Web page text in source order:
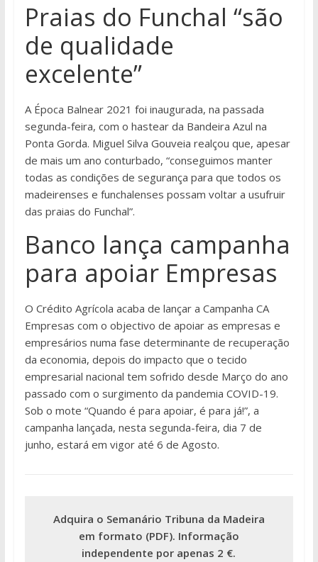
Praias do Funchal “são
de qualidade
excelente”
A Época Balnear 2021 foi inaugurada, na passada
segunda-feira, com o hastear da Bandeira Azul na
Ponta Gorda. Miguel Silva Gouveia realçou que, apesar
de mais um ano conturbado, “conseguimos manter
todas as condições de segurança para que todos os
madeirenses e funchalenses possam voltar a usufruir
das praias do Funchal”.
Banco lança campanha
para apoiar Empresas
O Crédito Agrícola acaba de lançar a Campanha CA
Empresas com o objectivo de apoiar as empresas e
empresários numa fase determinante de recuperação
da economia, depois do impacto que o tecido
empresarial nacional tem sofrido desde Março do ano
passado com o surgimento da pandemia COVID-19.
Sob o mote “Quando é para apoiar, é para já!”, a
campanha lançada, nesta segunda-feira, dia 7 de
junho, estará em vigor até 6 de Agosto.
Adquira o Semanário Tribuna da Madeira
em formato (PDF). Informação
independente por apenas 2 €.